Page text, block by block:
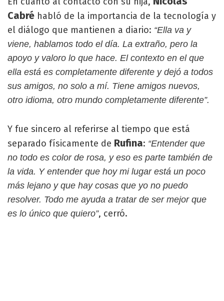
Cabré habló de la importancia de la tecnología y
el diálogo que mantienen a diario: “Ella va y
viene, hablamos todo el día. La extraño, pero la
apoyo y valoro lo que hace. El contexto en el que
ella está es completamente diferente y dejó a todos
sus amigos, no solo a mí. Tiene amigos nuevos,
otro idioma, otro mundo completamente diferente”.
Y fue sincero al referirse al tiempo que está
separado físicamente de Rufina: “Entender que
no todo es color de rosa, y eso es parte también de
la vida. Y entender que hoy mi lugar está un poco
más lejano y que hay cosas que yo no puedo
resolver. Todo me ayuda a tratar de ser mejor que
es lo único que quiero”, cerró.